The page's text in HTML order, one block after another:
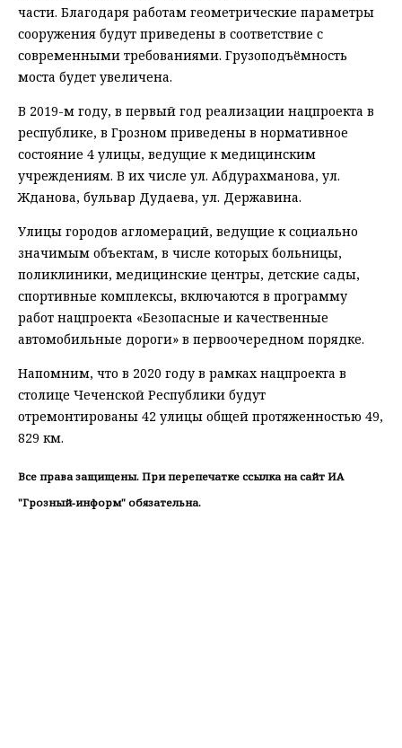
части. Благодаря работам геометрические параметры
сооружения будут приведены в соответствие с
современными требованиями. Грузоподъёмность
моста будет увеличена.
В 2019-м году, в первый год реализации нацпроекта в
республике, в Грозном приведены в нормативное
состояние 4 улицы, ведущие к медицинским
учреждениям. В их числе ул. Абдурахманова, ул.
Жданова, бульвар Дудаева, ул. Державина.
Улицы городов агломераций, ведущие к социально
значимым объектам, в числе которых больницы,
поликлиники, медицинские центры, детские сады,
спортивные комплексы, включаются в программу
работ нацпроекта «Безопасные и качественные
автомобильные дороги» в первоочередном порядке.
Напомним, что в 2020 году в рамках нацпроекта в
столице Чеченской Республики будут
отремонтированы 42 улицы общей протяженностью 49,
829 км.
Все права защищены. При перепечатке ссылка на сайт ИА
"Грозный-информ" обязательна.